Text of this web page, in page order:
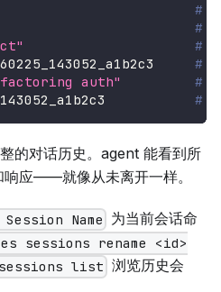
#
#
#
#
auth"
#
#
的对话历史。agent 能看到所
应——就像从未离开一样。
Name 为当前会话命
sessions rename <id>
sessions list 浏览历史会